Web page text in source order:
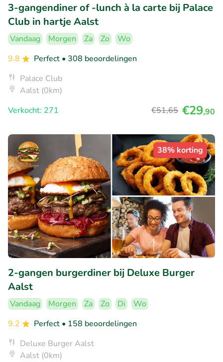
3-gangendiner of -lunch à la carte bij Palace
Club in hartje Aalst
Vandaag Morgen Za Zo
Wo
9.8
Perfect • 308 beoordelingen
Palace Club
Aalst (0km)
Verkocht: 271
€51,65 €29,90
38% korting
2-gangen burgerdiner bij Deluxe Burger
Aalst
Vandaag Morgen Za Zo Di
Wo
9.2
Perfect • 158 beoordelingen
Deluxe Burger Aalst
Aalst (0km)